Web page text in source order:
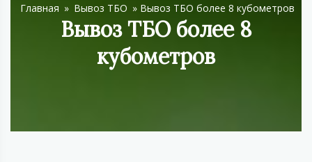
Главная » Вывоз ТБО » Вывоз ТБО более 8 кубометров
Вывоз ТБО более 8
кубометров